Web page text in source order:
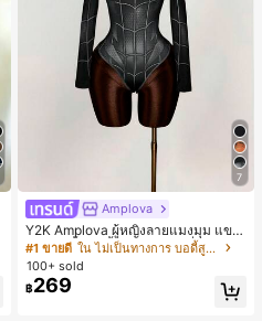
7
Amplova
Y2K Amplova ผู้หญิงลายแมงมุม แขน
ยาว คอตั้ง บอดี้สูท, สไตล์แฟชั่นดาร์ก
บอดี้สูทผู้หญิง บอดี้สูทฮาโลวีน บอดี้สูท
ลายใยแมงมุม
#1 ขายดี
ใน ไม่เป็นทางการ บอดี้สูทผู้หญิง
100+ sold
฿269